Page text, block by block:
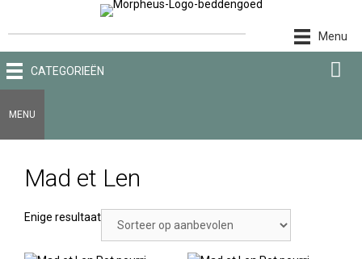
Menu
CATEGORIEËN
MENU
Mad et Len
Enige resultaat